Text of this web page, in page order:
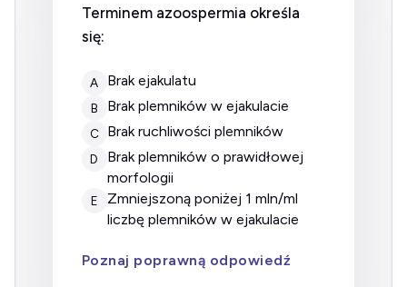
Terminem azoospermia określa
się:
A brak ejakulatu
B brak plemników w ejakulacie
C brak ruchliwości plemników
D
brak plemników o prawidłowej
morfologii
E
zmniejszoną poniżej 1 mln/ml
liczbę plemników w ejakulacie
Poznaj poprawną odpowiedź